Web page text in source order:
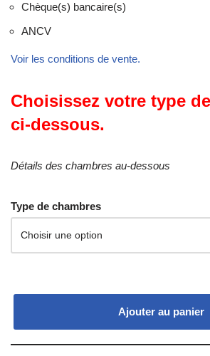
Chèque(s) bancaire(s)
ANCV
Voir les conditions de vente.
Choisissez votre type
ci-dessous.
Détails des chambres au-dessous
Type de chambres
Ajouter au panier